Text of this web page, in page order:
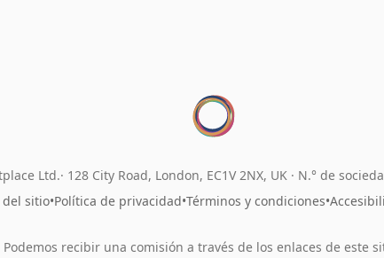
Ltd. 128 City Road, London, EC1V 2NX, UK · N.° de
del sitio•Política de privacidad•Términos y condiciones•
Podemos recibir una comisión a través de los enlaces de este